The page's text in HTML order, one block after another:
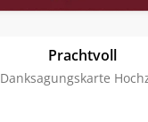
Prachtvoll
Danksagungskarte